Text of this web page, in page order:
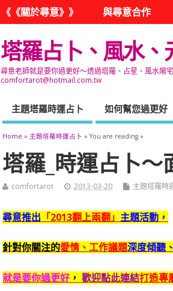
《《關於尋意》》 與尋意合作
塔羅占卜、風水
尋意老師就是要你過更好～透過塔羅、占星、風水陽
comfortarot@hotmail.com.tw
主題塔羅時運占卜 如何幫您過更好
Home » 主題塔羅時運占卜 » You are reading »
塔羅_時運占卜
comfortarot 2013-03-20 主題塔羅時
尋意推出 「2013翻上兩翻」 主題活動，
針對你關注的愛情、工作議題深度傾聽
就是要你過更好 ， 歡迎點此連結打造專